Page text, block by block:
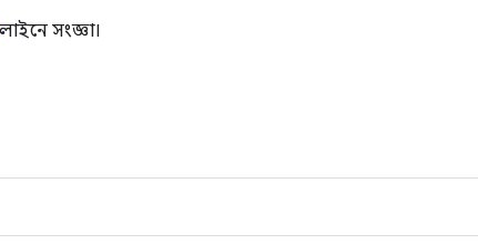
লাইনে সংজ্ঞা।